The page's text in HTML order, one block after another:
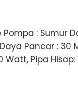
Pompa : Sumur
Pancar :
Watt, Pipa